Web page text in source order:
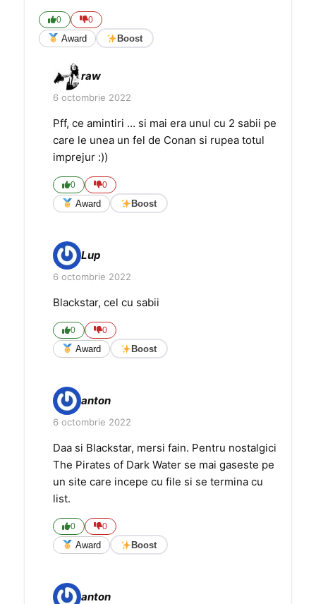
0 0
Award Boost
raw
6 octombrie 2022
Pff, ce amintiri … si mai era unul cu 2 sabii pe
care le unea un fel de Conan si rupea totul
imprejur :))
0 0
Award Boost
Lup
6 octombrie 2022
Blackstar, cel cu sabii
0 0
Award Boost
anton
6 octombrie 2022
Daa si Blackstar, mersi fain. Pentru nostalgici
The Pirates of Dark Water se mai gaseste pe
un site care incepe cu file si se termina cu
list.
0 0
Award Boost
anton